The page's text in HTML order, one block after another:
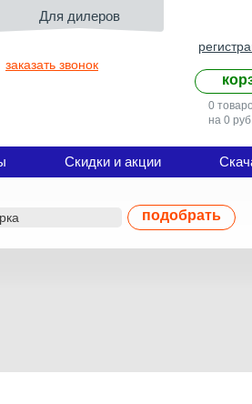
Для дилеров
заказать звонок
0
на 0
Скидки и акции
подобрать